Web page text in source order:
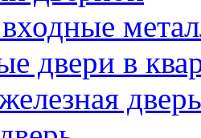
двери в
дверь